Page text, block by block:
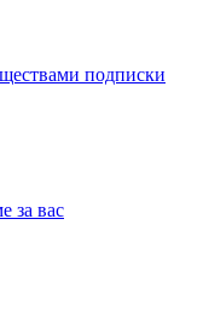
подписки
за вас